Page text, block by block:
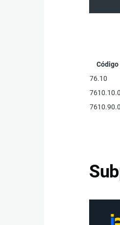
Código
76.10